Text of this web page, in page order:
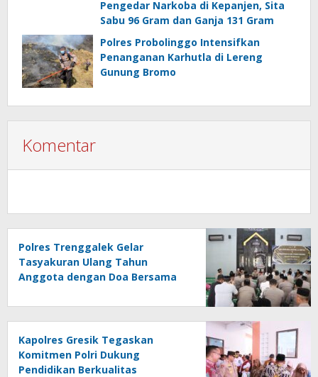
Pengedar Narkoba di Kepanjen, Sita
Sabu 96 Gram dan Ganja 131 Gram
Polres Probolinggo Intensifkan
Penanganan Karhutla di Lereng
Gunung Bromo
Komentar
Polres Trenggalek Gelar
Tasyakuran Ulang Tahun
Anggota dengan Doa Bersama
Kapolres Gresik Tegaskan
Komitmen Polri Dukung
Pendidikan Berkualitas